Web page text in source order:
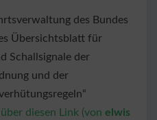
des Bundes
Übersichtsblatt für
Schallsignale der
und der
diesen Link (von elwis